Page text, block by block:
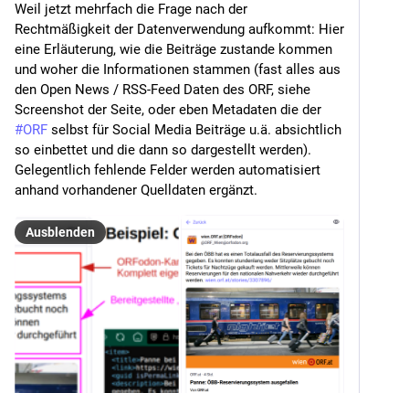
Weil jetzt mehrfach die Frage nach der
Rechtmäßigkeit der Datenverwendung aufkommt: Hier
eine Erläuterung, wie die Beiträge zustande kommen
und woher die Informationen stammen (fast alles aus
den Open News / RSS-Feed Daten des ORF, siehe
#ORF selbst für Social Media Beiträge u.ä. absichtlich
so einbettet und die dann so dargestellt werden).
Gelegentlich fehlende Felder werden automatisiert
anhand vorhandener Quelldaten ergänzt.
Ausblenden